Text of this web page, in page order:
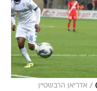
/ אדריאן הרבשטיין